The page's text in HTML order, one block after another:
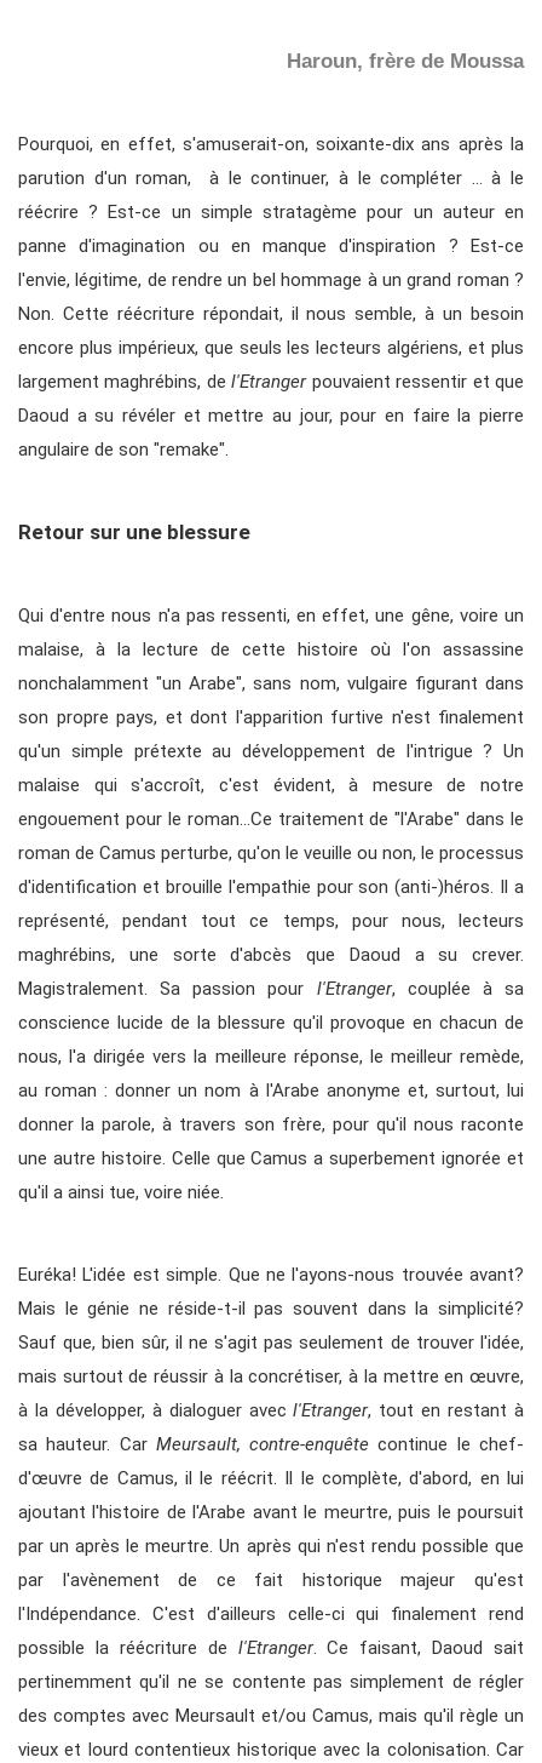
Haroun, frère de Moussa
Pourquoi, en effet, s'amuserait-on, soixante-dix ans après la
parution d'un roman, à le continuer, à le compléter … à le
réécrire ? Est-ce un simple stratagème pour un auteur en
panne d'imagination ou en manque d'inspiration ? Est-ce
l'envie, légitime, de rendre un bel hommage à un grand roman ?
Non. Cette réécriture répondait, il nous semble, à un besoin
encore plus impérieux, que seuls les lecteurs algériens, et plus
largement maghrébins, del'Etranger pouvaient ressentir et que
Daoud a su révéler et mettre au jour, pour en faire la pierre
angulaire de son "remake".
Retour sur une blessure
Qui d'entre nous n'a pas ressenti, en effet, une gêne, voire un
malaise, à la lecture de cette histoire où l'on assassine
nonchalamment "un Arabe", sans nom, vulgaire figurant dans
son propre pays, et dont l'apparition furtive n'est finalement
qu'un simple prétexte au développement de l'intrigue ? Un
malaise qui s'accroît, c'est évident, à mesure de notre
engouement pour le roman…Ce traitement de "l'Arabe" dans le
roman de Camus perturbe, qu'on le veuille ou non, le processus
d'identification et brouille l'empathie pour son (anti-)héros. Il a
représenté, pendant tout ce temps, pour nous, lecteurs
maghrébins, une sorte d'abcès que Daoud a su crever.
Magistralement. Sa passion pour l'Etranger, couplée à sa
conscience lucide de la blessure qu'il provoque en chacun de
nous, l'a dirigée vers la meilleure réponse, le meilleur remède,
au roman : donner un nom à l'Arabe anonyme et, surtout, lui
donner la parole, à travers son frère, pour qu'il nous raconte
une autre histoire. Celle que Camus a superbement ignorée et
qu'il a ainsi tue, voire niée.
Euréka! L'idée est simple. Que ne l'ayons-nous trouvée avant?
Mais le génie ne réside-t-il pas souvent dans la simplicité?
Sauf que, bien sûr, il ne s'agit pas seulement de trouver l'idée,
mais surtout de réussir à la concrétiser, à la mettre en œuvre,
à la développer, à dialoguer avecl'Etranger, tout en restant à
sa hauteur. Car Meursault, contre-enquête continue le chef-
d'œuvre de Camus, il le réécrit. Il le complète, d'abord, en lui
ajoutant l'histoire de l'Arabe avant le meurtre, puis le poursuit
par un après le meurtre. Un après qui n'est rendu possible que
par l'avènement de ce fait historique majeur qu'est
l'Indépendance. C'est d'ailleurs celle-ci qui finalement rend
possible la réécriture de l'Etranger. Ce faisant, Daoud sait
pertinemment qu'il ne se contente pas simplement de régler
des comptes avec Meursault et/ou Camus, mais qu'il règle un
vieux et lourd contentieux historique avec la colonisation. Car